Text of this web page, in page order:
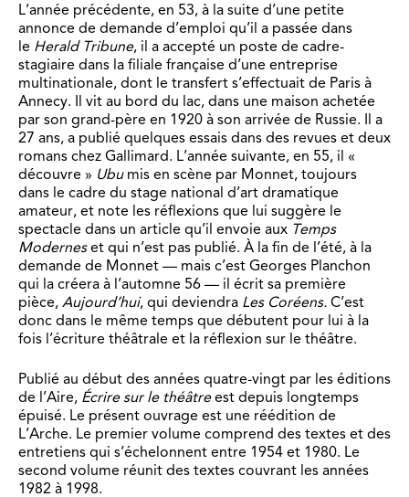
L’année précédente, en 53, à la suite d’une petite
annonce de demande d’emploi qu’il a passée dans
le Herald Tribune, il a accepté un poste de cadre-
stagiaire dans la filiale française d’une entreprise
multinationale, dont le transfert s’effectuait de Paris à
Annecy. Il vit au bord du lac, dans une maison achetée
par son grand-père en 1920 à son arrivée de Russie. Il a
27 ans, a publié quelques essais dans des revues et deux
romans chez Gallimard. L’année suivante, en 55, il «
découvre » Ubumis en scène par Monnet, toujours
dans le cadre du stage national d’art dramatique
amateur, et note les réflexions que lui suggère le
spectacle dans un article qu’il envoie aux Temps
Moderneset qui n’est pas publié. À la fin de l’été, à la
demande de Monnet — mais c’est Georges Planchon
qui la créera à l’automne 56 — il écrit sa première
pièce, Aujourd’hui, qui deviendra Les Coréens. C’est
donc dans le même temps que débutent pour lui à la
fois l’écriture théâtrale et la réflexion sur le théâtre.
Publié au début des années quatre-vingt par les éditions
de l’Aire, Écrire sur le théâtreest depuis longtemps
épuisé. Le présent ouvrage est une réédition de
L’Arche. Le premier volume comprend des textes et des
entretiens qui s’échelonnent entre 1954 et 1980. Le
second volume réunit des textes couvrant les années
1982 à 1998.